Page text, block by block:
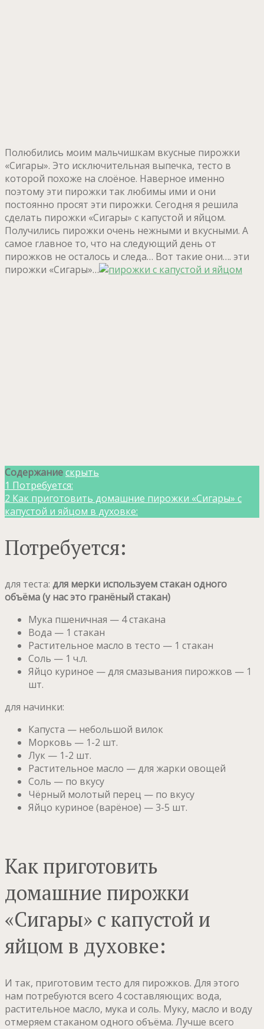
Полюбились моим мальчишкам вкусные пирожки
«Сигары». Это исключительная выпечка, тесто в
которой похоже на слоёное. Наверное именно
поэтому эти пирожки так любимы ими и они
постоянно просят эти пирожки. Сегодня я решила
сделать пирожки «Сигары» с капустой и яйцом.
Получились пирожки очень нежными и вкусными. А
самое главное то, что на следующий день от
пирожков не осталось и следа… Вот такие они…. эти
пирожки «Сигары»…
Содержаниескрыть
1 Потребуется:
2 Как приготовить домашние пирожки «Сигары» с
капустой и яйцом в духовке:
Потребуется:
для теста: для мерки используем стакан одного
объёма (у нас это гранёный стакан)
Мука пшеничная — 4 стакана
Вода — 1 стакан
Растительное масло в тесто — 1 стакан
Соль — 1 ч.л.
Яйцо куриное — для смазывания пирожков — 1
шт.
для начинки:
Капуста — небольшой вилок
Морковь — 1-2 шт.
Лук — 1-2 шт.
Растительное масло — для жарки овощей
Соль — по вкусу
Чёрный молотый перец — по вкусу
Яйцо куриное (варёное) — 3-5 шт.
Как приготовить
домашние пирожки
«Сигары» с капустой и
яйцом в духовке:
И так, приготовим тесто для пирожков. Для этого
нам потребуются всего 4 составляющих: вода,
растительное масло, мука и соль. Муку, масло и воду
отмеряем стаканом одного объёма. Лучше всего